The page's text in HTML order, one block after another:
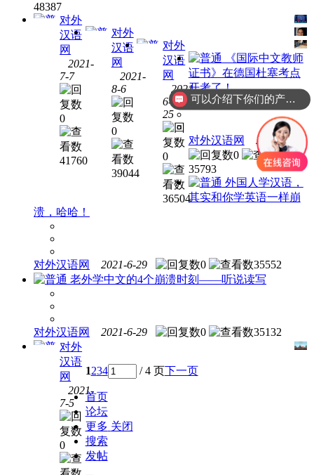
48387
对外
汉语
网
2021-
7-7
0
41760
外国
点最
对外
汉语
网
2021-
8-6
0
39044
2021
学习
对外
汉语
网
2021-
6-
25
0
36504
《国际中文教师
证书》在德国杜塞考点
开考了！
对外汉语网
2022-5-24
0
35793
外国人学汉语，
其实和你学英语一样崩
溃，哈哈！
对外汉语网 2021-6-29 0
35552
老外学中文的4个崩溃时刻——听说读写
对外汉语网 2021-6-29 0 35132
桥”英
国“中
优”项
对外
汉语
网
2021-
7-5
0
1234 / 4 页下一页
首页
论坛
更多 关闭
搜索
发帖
可以介绍下你们的产品么？